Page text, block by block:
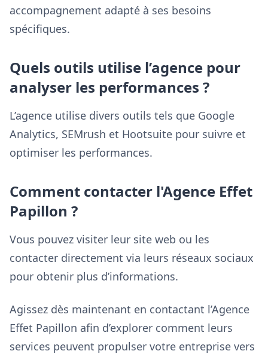
accompagnement adapté à ses besoins
spécifiques.
Quels outils utilise l’agence pour
analyser les performances ?
L’agence utilise divers outils tels que Google
Analytics, SEMrush et Hootsuite pour suivre et
optimiser les performances.
Comment contacter l'Agence Effet
Papillon ?
Vous pouvez visiter leur site web ou les
contacter directement via leurs réseaux sociaux
pour obtenir plus d’informations.
Agissez dès maintenant en contactant l’Agence
Effet Papillon afin d’explorer comment leurs
services peuvent propulser votre entreprise vers